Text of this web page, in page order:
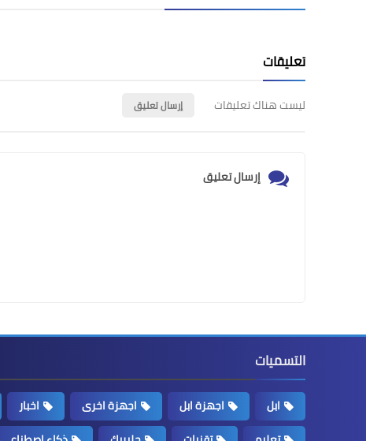
تعليقات
ليست هناك تعليقات إرسال تعليق
إرسال تعليق
التسميات
ابل اجهزة ابل اجهزة اخرى اخبار